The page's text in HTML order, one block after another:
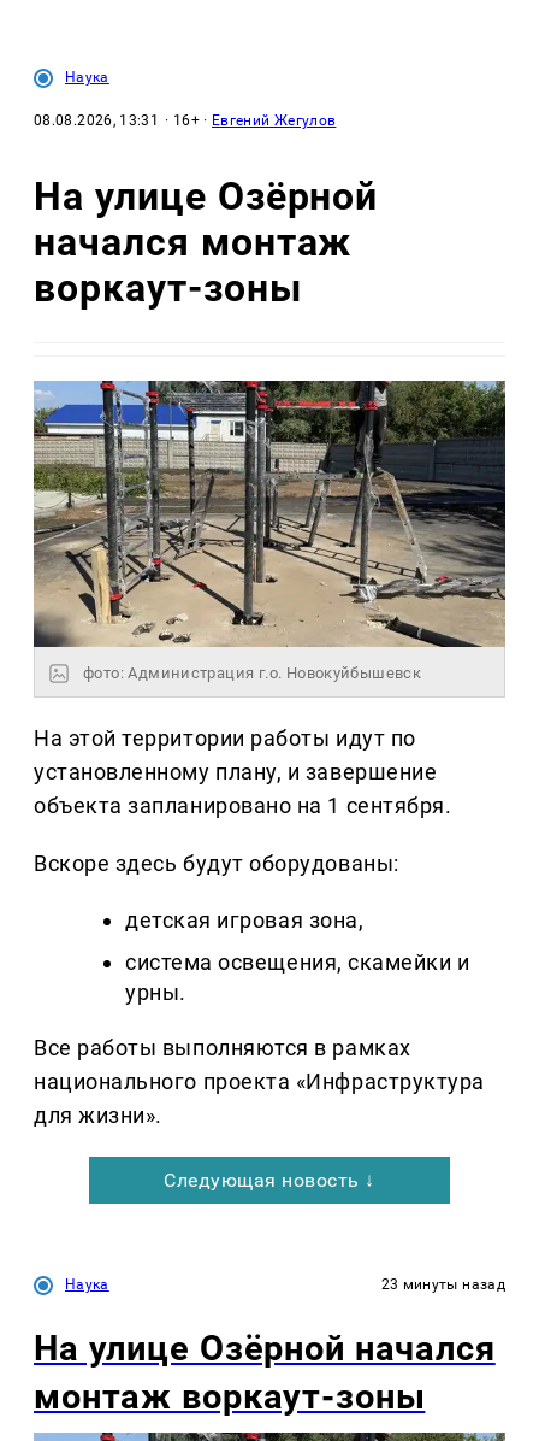
Наука
08.08.2026, 13:31 · 16+ · Евгений Жегулов
На улице Озëрной
начался монтаж
воркаут-зоны
фото: Администрация г.о. Новокуйбышевск
На этой территории работы идут по
установленному плану, и завершение
объекта запланировано на 1 сентября.
Вскоре здесь будут оборудованы:
детская игровая зона,
система освещения, скамейки и
урны.
Все работы выполняются в рамках
национального проекта «Инфраструктура
для жизни».
Следующая новость ↓
Наука 23 минуты назад
На улице Озëрной начался
монтаж воркаут-зоны